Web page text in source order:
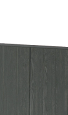
Bydlení a doplňky/